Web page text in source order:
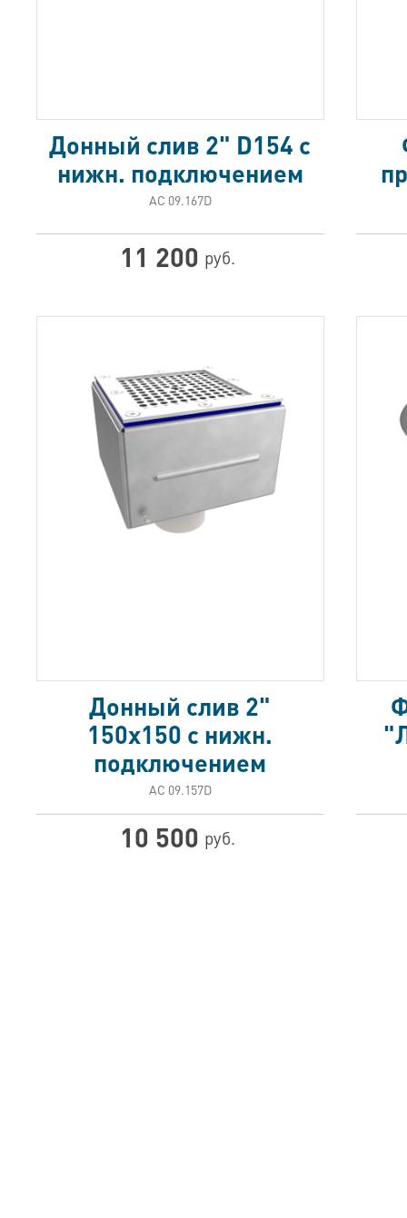
Донный слив 2" D154 с
нижн. подключением
АС 09.167D
11 200 руб.
Донный слив 2"
150х150 с нижн.
подключением
АС 09.157D
10 500 руб.